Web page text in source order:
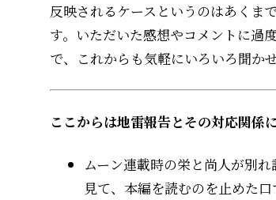
反映されるケースというのはあくま
す。いただいた感想やコメントに過
で、これからも気軽にいろいろ聞か
ここからは地雷報告とその対応関係
ムーン連載時の栄と尚人が別
見て、本編を読むのを止めた